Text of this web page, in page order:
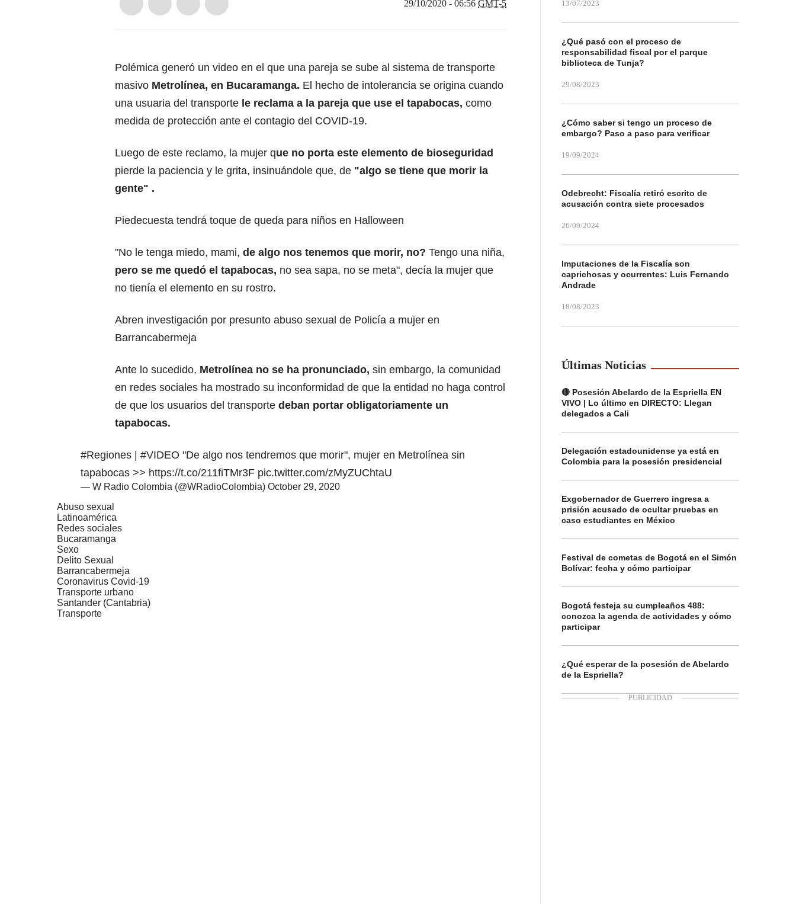
29/10/2020 - 06:56 GMT-5
Polémica generó un video en el que una pareja se sube al sistema de transporte
masivo Metrolínea, en Bucaramanga. El hecho de intolerancia se origina cuando
una usuaria del transporte le reclama a la pareja que use el tapabocas, como
medida de protección ante el contagio del COVID-19.
Luego de este reclamo, la mujer que no porta este elemento de bioseguridad
pierde la paciencia y le grita, insinuándole que, de "algo se tiene que morir la
gente" .
Piedecuesta tendrá toque de queda para niños en Halloween
"No le tenga miedo, mami, de algo nos tenemos que morir, no? Tengo una niña,
pero se me quedó el tapabocas, no sea sapa, no se meta", decía la mujer que
no tienía el elemento en su rostro.
Abren investigación por presunto abuso sexual de Policía a mujer en
Barrancabermeja
Ante lo sucedido, Metrolínea no se ha pronunciado, sin embargo, la comunidad
en redes sociales ha mostrado su inconformidad de que la entidad no haga control
de que los usuarios del transporte deban portar obligatoriamente un
tapabocas.
#Regiones | #VIDEO "De algo nos tendremos que morir", mujer en Metrolínea sin
tapabocas >> https://t.co/211fiTMr3F pic.twitter.com/zMyZUChtaU
— W Radio Colombia (@WRadioColombia) October 29, 2020
Abuso sexual
Latinoamérica
Redes sociales
Bucaramanga
Sexo
Delito Sexual
Barrancabermeja
Coronavirus Covid-19
Transporte urbano
Santander (Cantabria)
Transporte
13/07/2023
¿Qué pasó con el proceso de
responsabilidad fiscal por el parque
biblioteca de Tunja?
29/08/2023
¿Cómo saber si tengo un proceso de
embargo? Paso a paso para verificar
19/09/2024
Odebrecht: Fiscalía retiró escrito de
acusación contra siete procesados
26/09/2024
Imputaciones de la Fiscalía son
caprichosas y ocurrentes: Luis Fernando
Andrade
18/08/2023
Últimas Noticias
🔴 Posesión Abelardo de la Espriella EN
VIVO | Lo último en DIRECTO: Llegan
delegados a Cali
Delegación estadounidense ya está en
Colombia para la posesión presidencial
Exgobernador de Guerrero ingresa a
prisión acusado de ocultar pruebas en
caso estudiantes en México
Festival de cometas de Bogotá en el Simón
Bolívar: fecha y cómo participar
Bogotá festeja su cumpleaños 488:
conozca la agenda de actividades y cómo
participar
¿Qué esperar de la posesión de Abelardo
de la Espriella?